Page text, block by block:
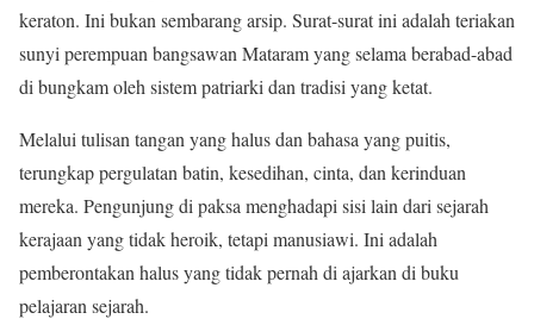
keraton. Ini bukan sembarang arsip. Surat-surat ini adalah teriakan
sunyi perempuan bangsawan Mataram yang selama berabad-abad
di bungkam oleh sistem patriarki dan tradisi yang ketat.
Melalui tulisan tangan yang halus dan bahasa yang puitis,
terungkap pergulatan batin, kesedihan, cinta, dan kerinduan
mereka. Pengunjung di paksa menghadapi sisi lain dari sejarah
kerajaan yang tidak heroik, tetapi manusiawi. Ini adalah
pemberontakan halus yang tidak pernah di ajarkan di buku
pelajaran sejarah.